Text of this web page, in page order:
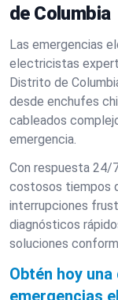
de Columbia
Las emergencias
electricistas
Distrito de
desde enchufes
cableados
emergencia.
Con respuesta 24/
costosos tiempos
interrupciones
diagnósticos
soluciones
Obtén hoy
emergencias